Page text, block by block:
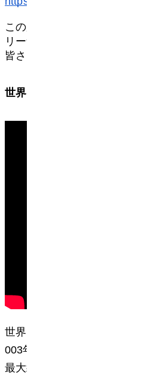
この夏、世界コスプレサミット
リーナで再び体験してください
皆さまのご来場を心よりお待ち
世界コスプレサミットとは
世界コスプレサミット（略称：
003年から始まり2025年で23回
最大級のコスプレフェスティバ